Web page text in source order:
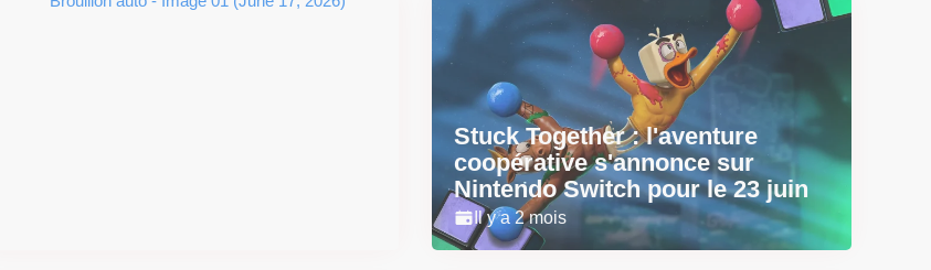
Stuck Together : l'aventure
coopérative s'annonce sur
Nintendo Switch pour le 23 juin
Il y a 2 mois